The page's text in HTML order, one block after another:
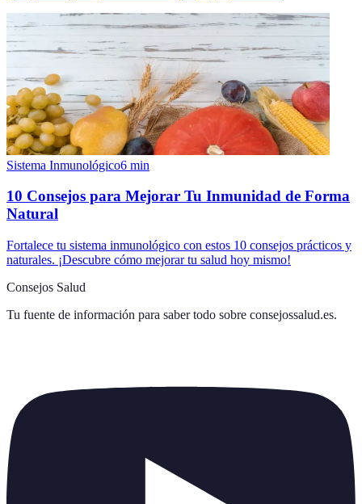
Sistema Inmunológico6 min
10 Consejos para Mejorar Tu Inmunidad de Forma
Natural
Fortalece tu sistema inmunológico con estos 10 consejos prácticos y
naturales. ¡Descubre cómo mejorar tu salud hoy mismo!
Consejos Salud
Tu fuente de información para saber todo sobre consejossalud.es.